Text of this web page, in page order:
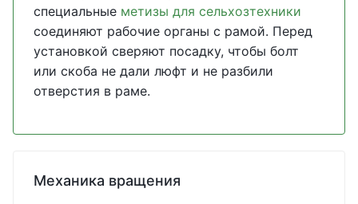
специальные метизы для сельхозтехники
соединяют рабочие органы с рамой. Перед
установкой сверяют посадку, чтобы болт
или скоба не дали люфт и не разбили
отверстия в раме.
Механика вращения